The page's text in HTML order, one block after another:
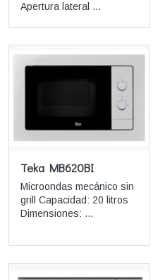
Apertura lateral ...
Teka MB620BI
Microondas mecánico sin
grill Capacidad: 20 litros
Dimensiones: ...